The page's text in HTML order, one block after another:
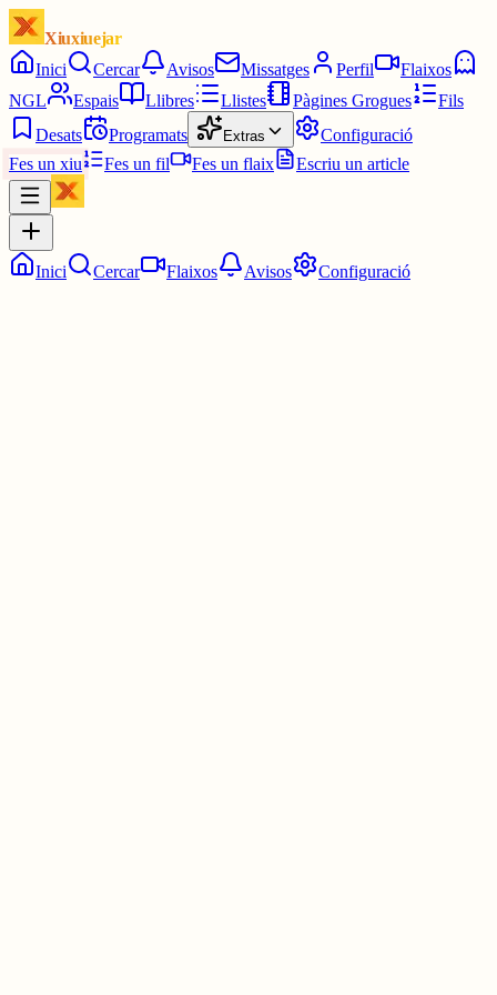
Xiuxiuejar
Inici
Cercar Avisos Missatges Perfil
Flaixos
NGL
Espais Llibres Llistes Pàgines Grogues
Fils
Desats
Programats Extras
Configuració
Fes un xiu
Fes un fil Fes un flaix Escriu un article
Inici Cercar Flaixos Avisos Configuració